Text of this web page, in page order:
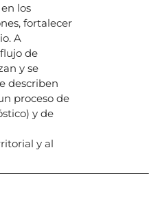
los
fortalecer
A
de
y se
describen
proceso de
y de
y al